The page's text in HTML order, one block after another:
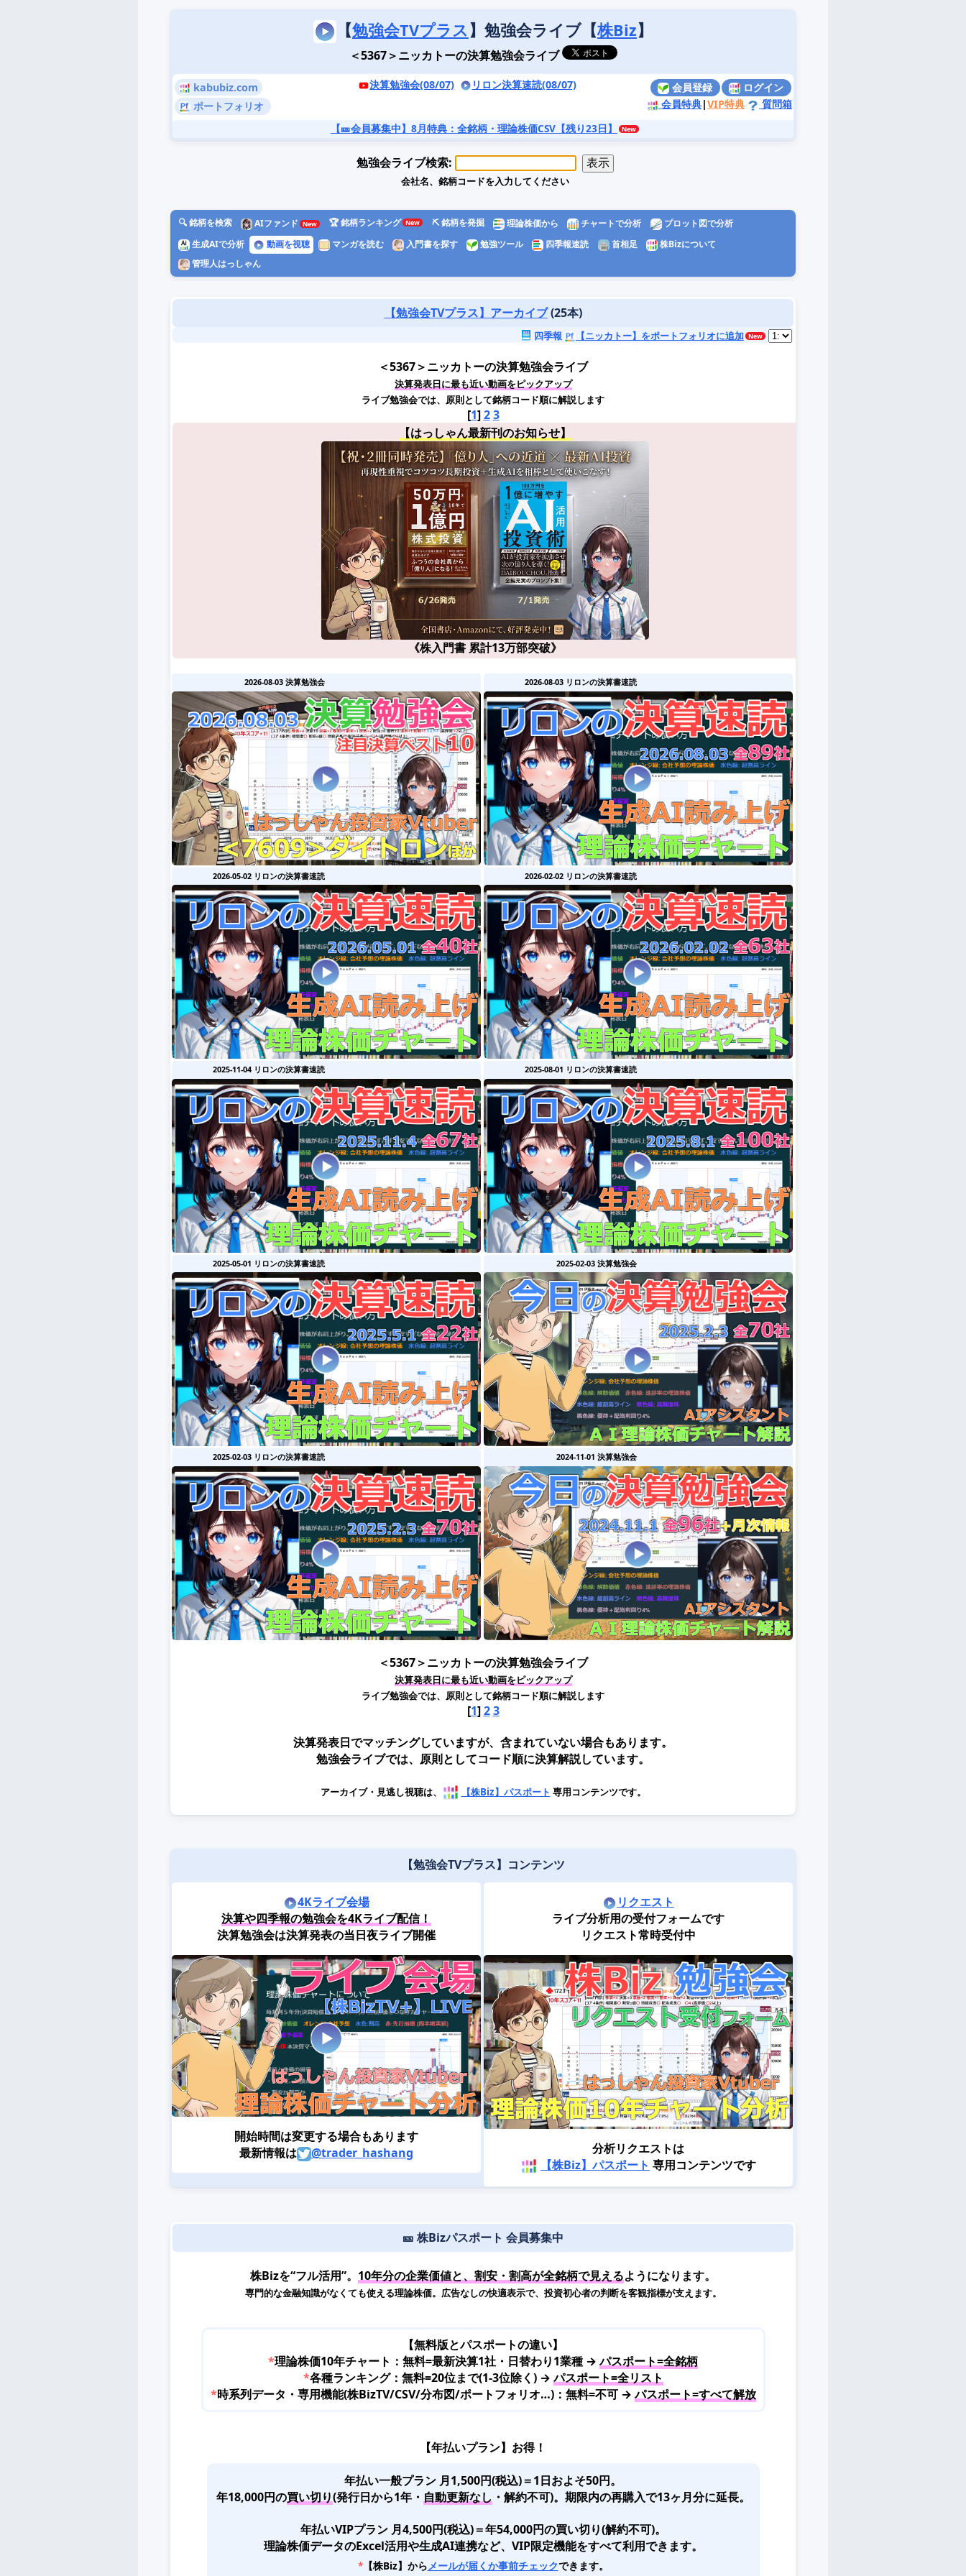
【勉強会TVプラス】勉強会ライブ【株Biz】
＜5367＞ニッカトーの決算勉強会ライブ
kabubiz.com
ポートフォリオ
会員登録
ログイン
会員特典|VIP特典 質問箱
決算勉強会(08/07) リロン決算速読(08/07)
【🎫会員募集中】8月特典 ：全銘柄・理論株価CSV【残り23日】
勉強会ライブ検索:
会社名、銘柄コードを入力してください
🔍 銘柄を検索 AIファンド 🏆 銘柄ランキング ⛏️ 銘柄を発掘 理論株価から チャートで分析
プロット図で分析
生成AIで分析
動画を視聴 マンガを読む 入門書を探す 勉強ツール 四季報速読 首相足
株Bizについて
管理人はっしゃん
【勉強会TVプラス】アーカイブ(25本)
四季報 【ニッカトー】をポートフォリオに追加
＜5367＞ニッカトーの決算勉強会ライブ
決算発表日に最も近い動画をピックアップ
ライブ勉強会では、原則として銘柄コード順に解説します
[1]2 3
【はっしゃん最新刊のお知らせ】
《株入門書 累計13万部突破》
2026-08-03 決算勉強会 2026-08-03 リロンの決算書速読
2026-05-02 リロンの決算書速読 2026-02-02 リロンの決算書速読
2025-11-04 リロンの決算書速読 2025-08-01 リロンの決算書速読
2025-05-01 リロンの決算書速読 2025-02-03 決算勉強会
2025-02-03 リロンの決算書速読 2024-11-01 決算勉強会
＜5367＞ニッカトーの決算勉強会ライブ
決算発表日に最も近い動画をピックアップ
ライブ勉強会では、原則として銘柄コード順に解説します
[1]2 3
決算発表日でマッチングしていますが、含まれていない場合もあります。
勉強会ライブでは、原則としてコード順に決算解説しています。
アーカイブ・見逃し視聴は、 【株Biz】パスポート 専用コンテンツです。
【勉強会TVプラス】コンテンツ
4Kライブ会場
決算や四季報の勉強会を4Kライブ配信！
決算勉強会は決算発表の当日夜ライブ開催
開始時間は変更する場合もあります
最新情報は
@trader_hashang
リクエスト
ライブ分析用の受付フォームです
リクエスト常時受付中
分析リクエストは
【株Biz】パスポート 専用コンテンツです
🎫 株Bizパスポート 会員募集中
株Bizを“フル活用”。 10年分の企業価値と、割安・割高が全銘柄で見えるようになります。
専門的な金融知識がなくても使える理論株価。広告なしの快適表示で、投資初心者の判断を客観指標が支えます。
【無料版とパスポートの違い】
*理論株価10年チャート：無料=最新決算1社・日替わり1業種 →パスポート=全銘柄
*各種ランキング：無料=20位まで(1-3位除く) →パスポート=全リスト
*時系列データ・専用機能(株BizTV/CSV/分布図/ポートフォリオ…)：無料=不可 →パスポート=すべて解放
【年払いプラン】お得！
年払い一般プラン 月1,500円(税込)＝1日およそ50円。
年18,000円の買い切り(発行日から1年・ 自動更新なし ・解約不可)。期限内の再購入で13ヶ月分に延長。
年払いVIPプラン 月4,500円(税込)＝年54,000円の買い切り(解約不可)。
理論株価データのExcel活用や生成AI連携など、VIP限定機能をすべて利用できます。
*【株Biz】からメールが届くか事前チェックできます。